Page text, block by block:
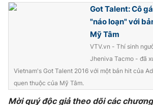
Got Talent: Cô
"náo loạn" với
Mỹ Tâm
VTV.vn - Thí sinh
Jheniva Tacmo - đã
Vietnam's Got Talent 2016 với một bản hit của
quen thuộc của Mỹ Tâm.
Mời quý độc giả theo dõi các